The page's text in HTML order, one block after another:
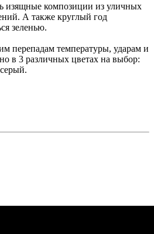
изящные композиции из уличных
А также круглый год
зеленью.
перепадам температуры, ударам и
в 3 различных цветах на выбор: